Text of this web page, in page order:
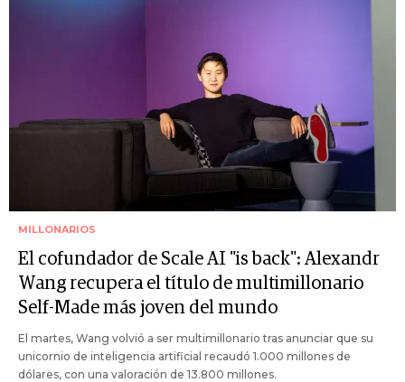
MILLONARIOS
El cofundador de Scale AI "is back": Alexandr
Wang recupera el título de multimillonario
Self-Made más joven del mundo
El martes, Wang volvió a ser multimillonario tras anunciar que su
unicornio de inteligencia artificial recaudó 1.000 millones de
dólares, con una valoración de 13.800 millones.